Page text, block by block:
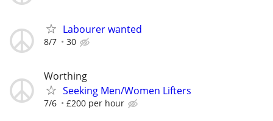
Labourer wanted
8/7 30
Worthing
Seeking Men/Women Lifters
7/6 £200 per hour